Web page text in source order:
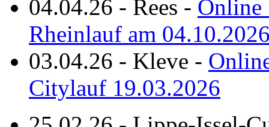
04.04.26 - Rees - Online
Rheinlauf am
03.04.26 - Kleve -
Citylauf 19.03.2026